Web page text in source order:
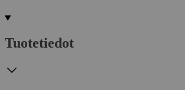
Tuotetiedot